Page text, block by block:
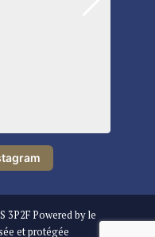
3P2F Powered by le
et protégée